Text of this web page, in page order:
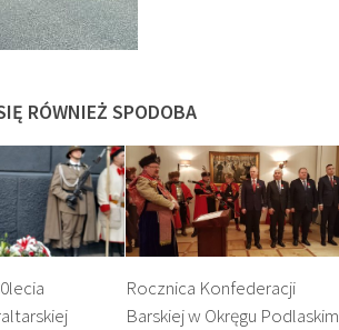
RÓWNIEŻ SPODOBA
Rocznica Konfederacji
Barskiej w Okręgu Podlaskim